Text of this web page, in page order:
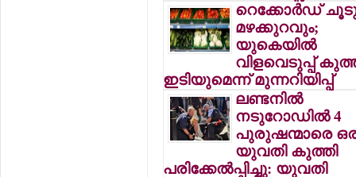
റെക്കോര്‍ഡ്
മഴക്കുറവും;
യുകെയില്‍
വിളവെടുപ്പ്
ഇടിയുമെന്ന് മുന്നറിയിപ്പ്
ലണ്ടനില്‍
നടുറോഡില്‍ 4
പുരുഷന്മാരെ
യുവതി കുത്തി
പരിക്കേല്‍പ്പിച്ചു: യുവതി